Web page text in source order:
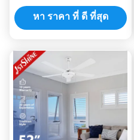
ความเร็ว
หา ราคา ที่ ดี ที่สุด